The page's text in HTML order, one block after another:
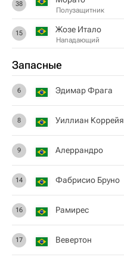
38
Полузащитник
15 Жозе Итало
Нападающий
Запасные
6 Эдимар Фрага
8 Уиллиан Коррейя
9 Алеррандро
14 Фабрисио Бруно
16 Рамирес
17 Вевертон